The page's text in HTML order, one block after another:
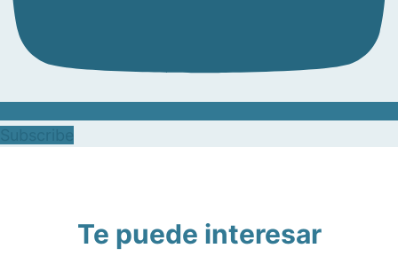
Te puede interesar